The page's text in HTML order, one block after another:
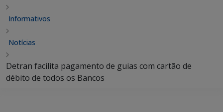
Informativos
Notícias
Detran facilita pagamento de guias com cartão de
débito de todos os Bancos